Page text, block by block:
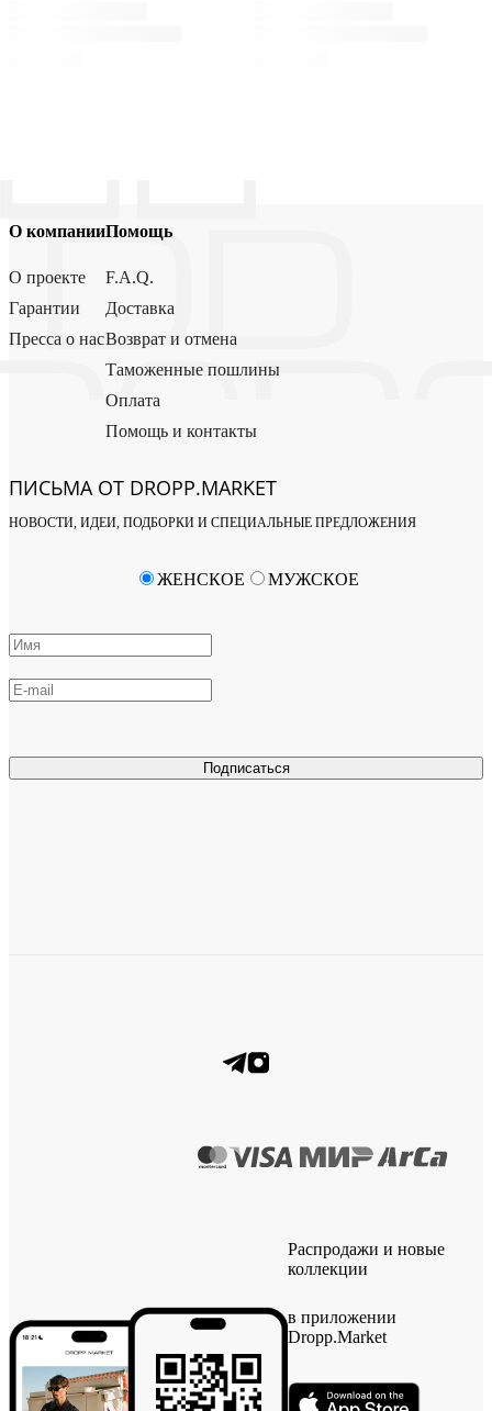
О компании
О проекте
Гарантии
Пресса о нас
Помощь
F.A.Q.
Доставка
Возврат и отмена
Таможенные пошлины
Оплата
Помощь и контакты
ПИСЬМА ОТ DROPP.MARKET
НОВОСТИ, ИДЕИ, ПОДБОРКИ И СПЕЦИАЛЬНЫЕ ПРЕДЛОЖЕНИЯ
Подписаться
ЖЕНСКОЕ МУЖСКОЕ
Распродажи и новые
коллекции
в приложении
Dropp.Market